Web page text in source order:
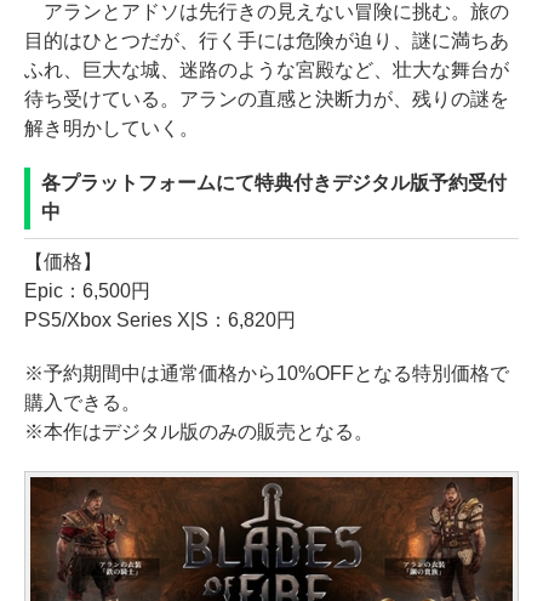
アランとアドソは先行きの見えない冒険に挑む。旅の
目的はひとつだが、行く手には危険が迫り、謎に満ちあ
ふれ、巨大な城、迷路のような宮殿など、壮大な舞台が
待ち受けている。アランの直感と決断力が、残りの謎を
解き明かしていく。
各プラットフォームにて特典付きデジタル版予約受付
中
【価格】
Epic：6,500円
PS5/Xbox Series X|S：6,820円
※予約期間中は通常価格から10%OFFとなる特別価格で
購入できる。
※本作はデジタル版のみの販売となる。